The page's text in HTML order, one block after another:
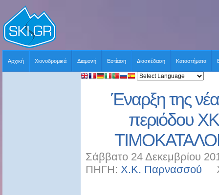
Αρχική Χιονοδρομικά Διαμονή Εστίαση Διασκέδαση Καταστήματα
Έναρξη της
περιόδου
Σάββατο 24 Δεκεμβρίου
ΠΗΓΗ: Χ.Κ. Παρνασσού